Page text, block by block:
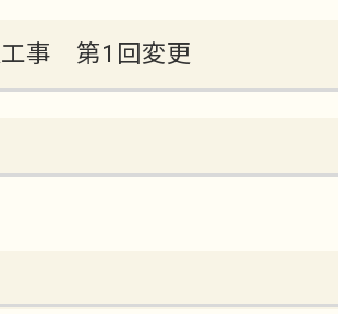
事 第1回変更